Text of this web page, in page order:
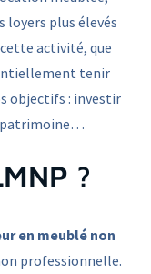
plus élevés
activité, que
tenir
objectifs : investir
patrimoine…
?
en meublé non
professionnelle.